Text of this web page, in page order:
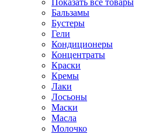
Показать все товары
Бальзамы
Бустеры
Гели
Кондиционеры
Концентраты
Краски
Кремы
Лаки
Лосьоны
Маски
Масла
Молочко